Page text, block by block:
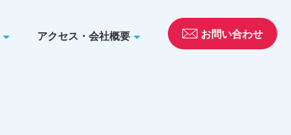
アクセス・会社概要 お問い合わせ